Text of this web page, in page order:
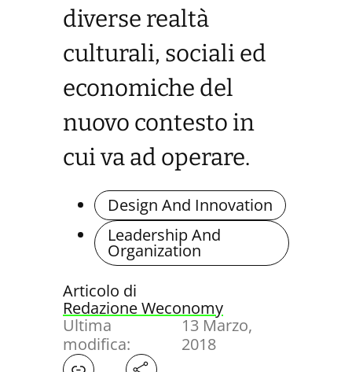
diverse realtà
culturali, sociali ed
economiche del
nuovo contesto in
cui va ad operare.
Design And Innovation
Leadership And
Organization
Articolo di
Redazione Weconomy
Ultima
modifica:
13 Marzo,
2018